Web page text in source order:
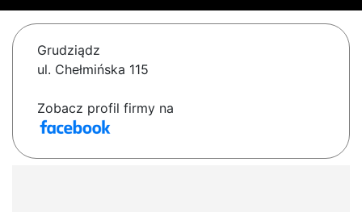
Grudziądz
ul. Chełmińska 115
Zobacz profil firmy na